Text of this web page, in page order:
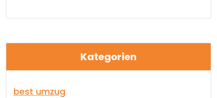
Kategorien
best umzug